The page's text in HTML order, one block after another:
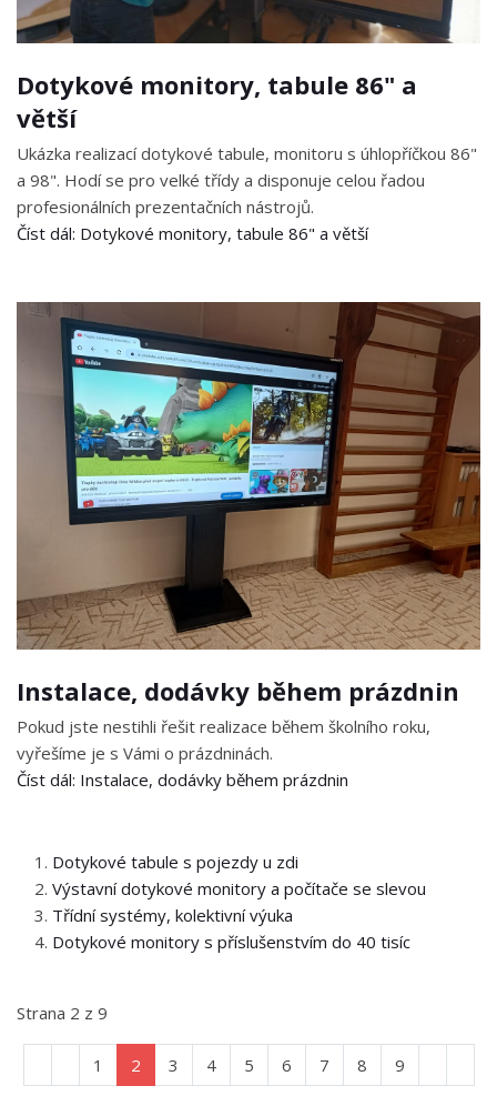
Dotykové monitory, tabule 86" a
větší
Ukázka realizací dotykové tabule, monitoru s úhlopříčkou 86"
a 98". Hodí se pro velké třídy a disponuje celou řadou
profesionálních prezentačních nástrojů.
Číst dál: Dotykové monitory, tabule 86" a větší
Instalace, dodávky během prázdnin
Pokud jste nestihli řešit realizace během školního roku,
vyřešíme je s Vámi o prázdninách.
Číst dál: Instalace, dodávky během prázdnin
Dotykové tabule s pojezdy u zdi
Výstavní dotykové monitory a počítače se slevou
Třídní systémy, kolektivní výuka
Dotykové monitory s příslušenstvím do 40 tisíc
Strana 2 z 9
1 2 3 4 5 6 7 8 9